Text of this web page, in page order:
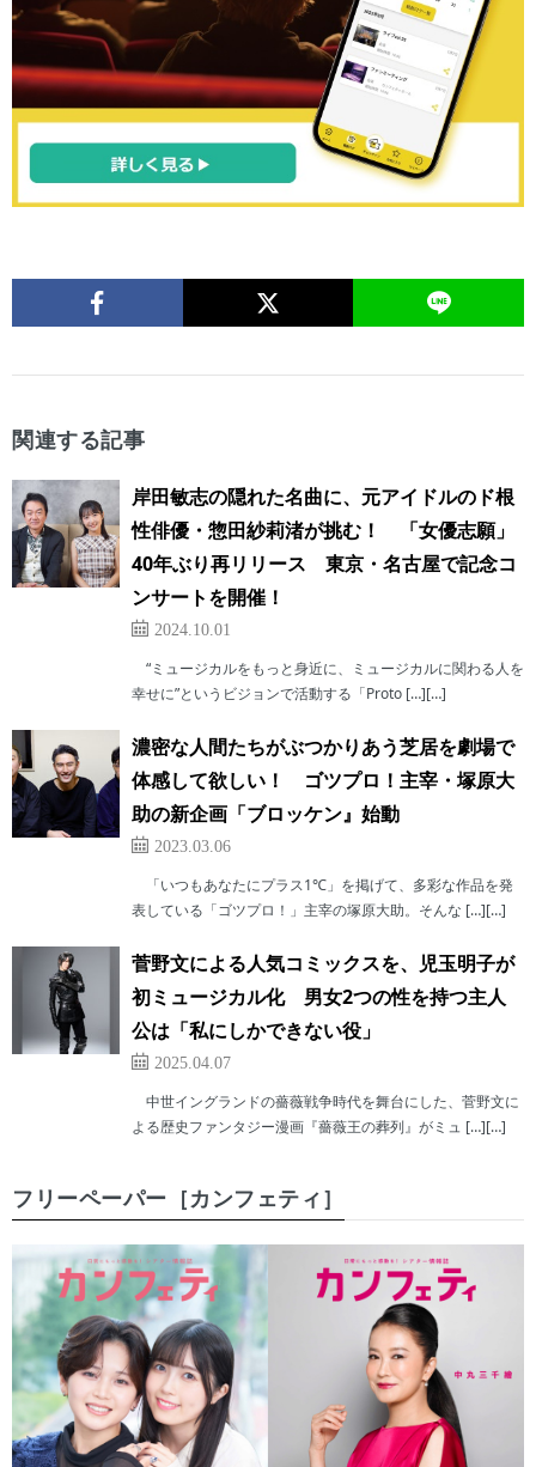
関連する記事
岸田敏志の隠れた名曲に、元アイドルのド根
性俳優・惣田紗莉渚が挑む！ 「女優志願」
40年ぶり再リリース 東京・名古屋で記念コ
ンサートを開催！
2024.10.01
“ミュージカルをもっと身近に、ミュージカルに関わる人を
幸せに”というビジョンで活動する「Proto […][…]
濃密な人間たちがぶつかりあう芝居を劇場で
体感して欲しい！ ゴツプロ！主宰・塚原大
助の新企画「ブロッケン』始動
2023.03.06
「いつもあなたにプラス1℃」を掲げて、多彩な作品を発
表している「ゴツプロ！」主宰の塚原大助。そんな […][…]
菅野文による人気コミックスを、児玉明子が
初ミュージカル化 男女2つの性を持つ主人
公は「私にしかできない役」
2025.04.07
中世イングランドの薔薇戦争時代を舞台にした、菅野文に
よる歴史ファンタジー漫画『薔薇王の葬列』がミュ […][…]
フリーペーパー［カンフェティ］